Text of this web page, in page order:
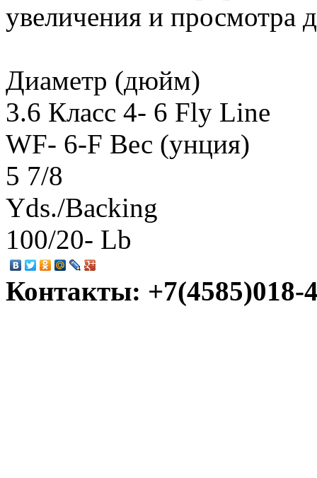
увеличения и просмотра
Диаметр (дюйм)
3.6 Класс 4- 6 Fly Line
WF- 6-F Вес (унция)
5 7/8
Yds./Backing
100/20- Lb
Контакты: